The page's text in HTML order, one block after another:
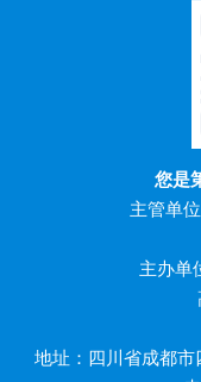
您是
主管单
主办单
高分
地址：四川省成都